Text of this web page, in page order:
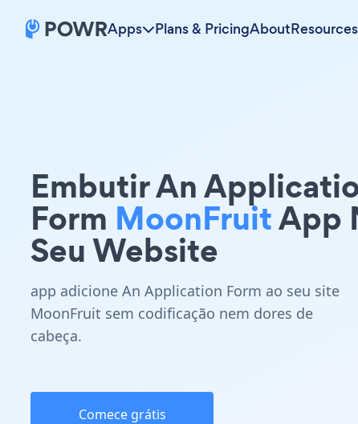
Apps Plans & PricingAboutResources
Embutir An
Form MoonFruitApp
Seu Website
app adicione An Application Form ao seu site
MoonFruit sem codificação nem dores de
cabeça.
Comece grátis